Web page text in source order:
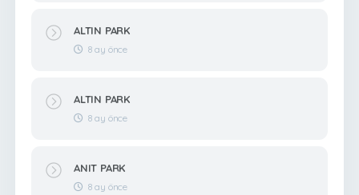
ALTIN PARK
8 ay önce
ALTIN PARK
8 ay önce
ANIT PARK
8 ay önce